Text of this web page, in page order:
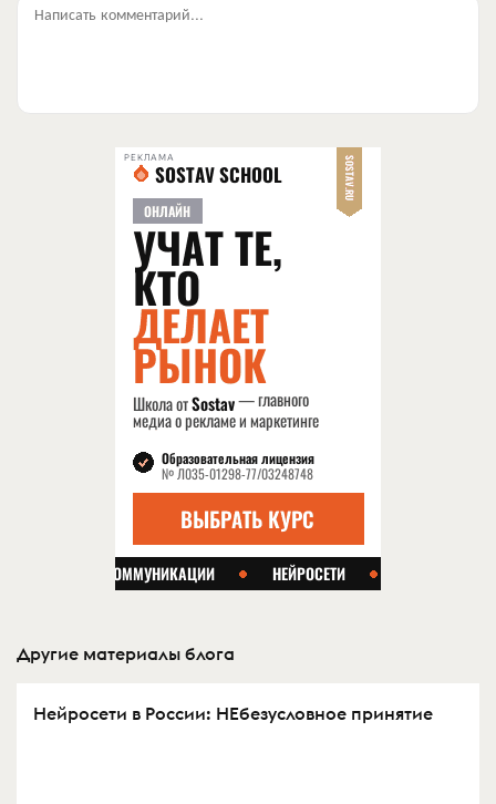
Написать комментарий...
РЕКЛАМА
Другие материалы блога
Нейросети в России: НЕбезусловное принятие